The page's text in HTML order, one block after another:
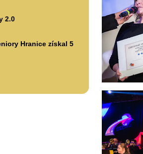
2.0
Hranice získal 5